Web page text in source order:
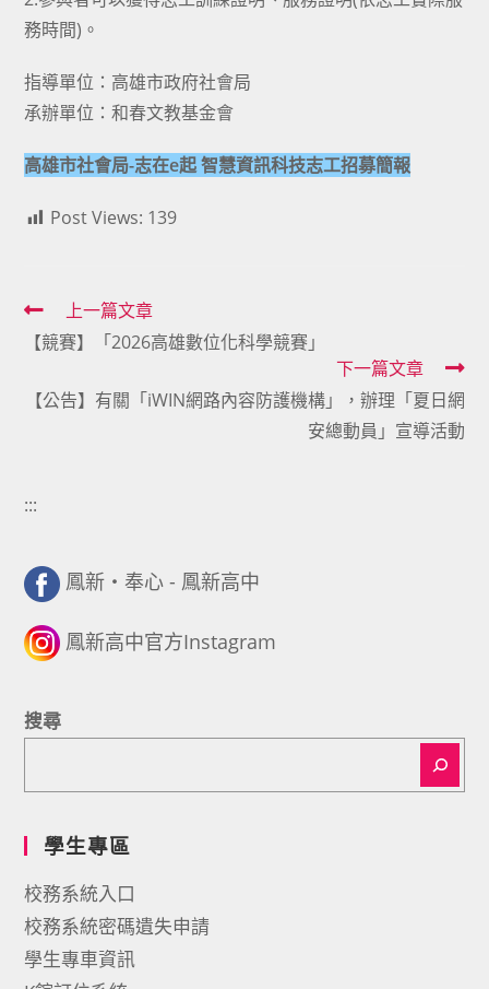
務時間)。
指導單位：高雄市政府社會局
承辦單位：和春文教基金會
高雄市社會局-志在e起 智慧資訊科技志工招募簡報
Post Views: 139
Read
more
articles
上一篇文章
【競賽】「2026高雄數位化科學競賽」
下一篇文章
【公告】有關「iWIN網路內容防護機構」，辦理「夏日網
安總動員」宣導活動
:::
鳳新・奉心 - 鳳新高中
鳳新高中官方Instagram
搜尋
學生專區
校務系統入口
校務系統密碼遺失申請
學生專車資訊